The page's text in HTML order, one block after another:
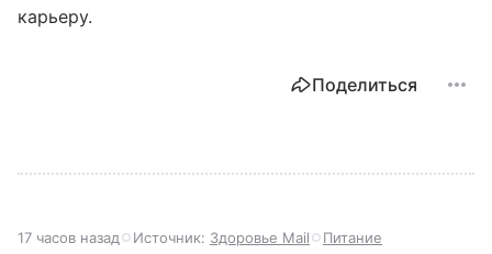
карьеру.
Поделиться
17 часов назад Источник: Здоровье Mail Питание